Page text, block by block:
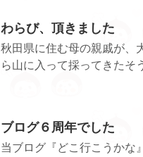
わらび、頂きました
秋田県に住む母の親戚が、
ら山に入って採ってきた
ブログ６周年でした
当ブログ『どこ行こうかな